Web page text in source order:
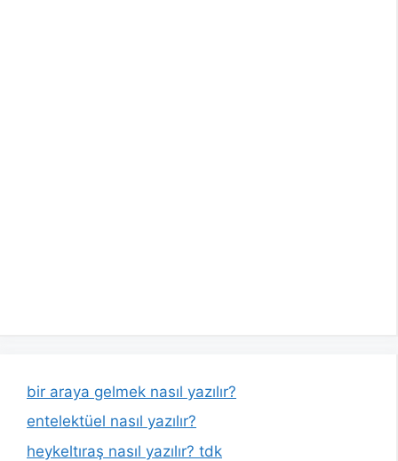
bir araya gelmek nasıl yazılır?
entelektüel nasıl yazılır?
heykeltıraş nasıl yazılır? tdk